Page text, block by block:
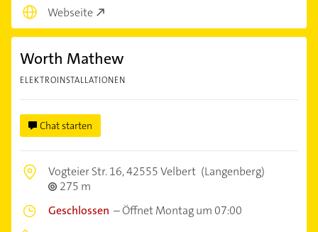
Webseite
Worth Mathew
ELEKTROINSTALLATIONEN
Chat starten
Vogteier Str. 16,42555 Velbert (Langenberg)
275 m
Geschlossen –Öffnet Montag um 07:00